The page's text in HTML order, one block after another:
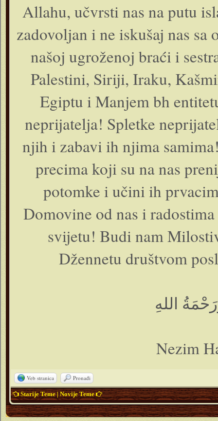
Allahu, učvrsti nas na putu
zadovoljan i ne iskušaj nas
našoj ugroženoj braći i
Palestini, Siriji, Iraku,
Egiptu i Manjem bh
neprijatelja! Spletke
njih i zabavi ih njima
precima koji su na nas
potomke i učini ih
Domovine od nas i
svijetu! Budi nam
Džennetu društvom
Nezim
Veb stranica Pronađi
Starije Teme|Novije Teme